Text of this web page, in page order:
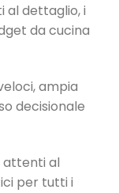
al dettaglio, i
da cucina
ampia
decisionale
al
per tutti i